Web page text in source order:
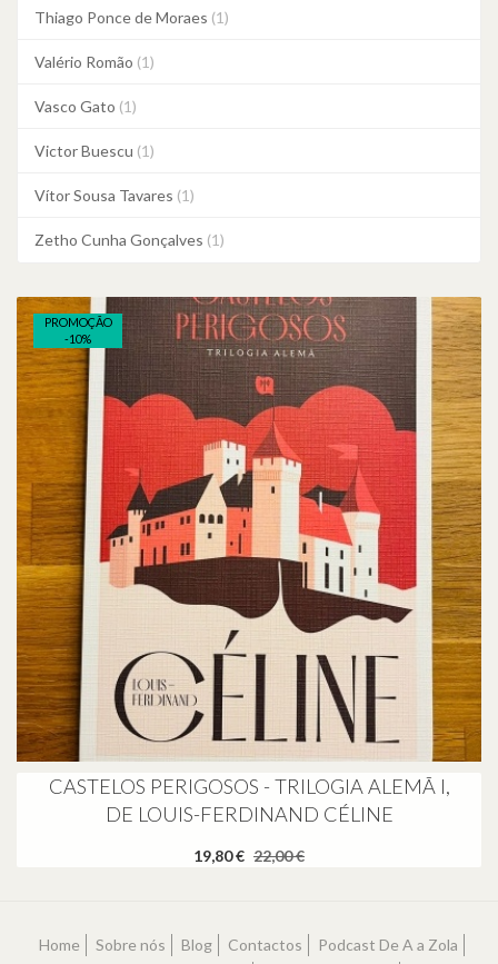
Thiago Ponce de Moraes (1)
Valério Romão (1)
Vasco Gato (1)
Victor Buescu (1)
Vítor Sousa Tavares (1)
Zetho Cunha Gonçalves (1)
PROMOÇÃO
-10%
CASTELOS PERIGOSOS - TRILOGIA ALEMÃ I,
DE LOUIS-FERDINAND CÉLINE
19,80 € 22,00 €
Home Sobre nós Blog Contactos
Podcast De A a Zola